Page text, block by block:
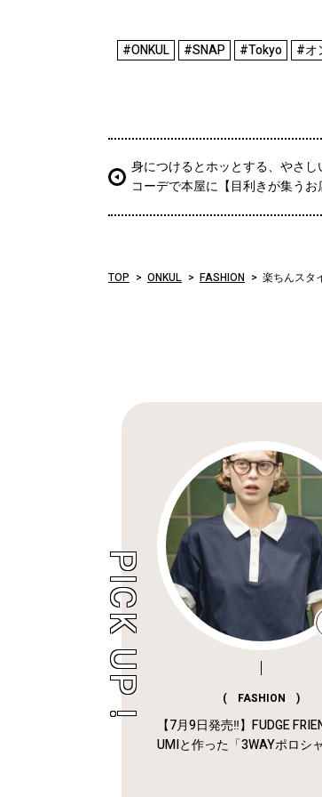
#ONKUL #SNAP #Tokyo #オ
身につけるとホッとする、やさ
コーデで本屋に【目利きが集うお
TOP ONKUL FASHION 楽ちんスタ
( FASHION )
【7月9日発売‼︎】FUDGE
UMIと作った「3WAYポロシ